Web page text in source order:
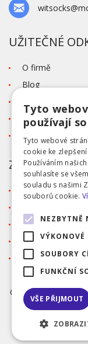
UŽITEČNÉ
O firmě
Blog
Tabulka velikostí
Ochrana
ZÁKAZNICKÝ
Obchodní
Reklamace
Přihlášení
Registrace
©2026 MODA
Tyto
používají
Tyto webové
cookie ke
Používáním
souhlasíte se
souladu s našimi
souborů cookie.
NEZBYTNĚ
VÝKONOVÉ
SOUBORY
FUNKČNÍ
VŠE PŘIJMOUT